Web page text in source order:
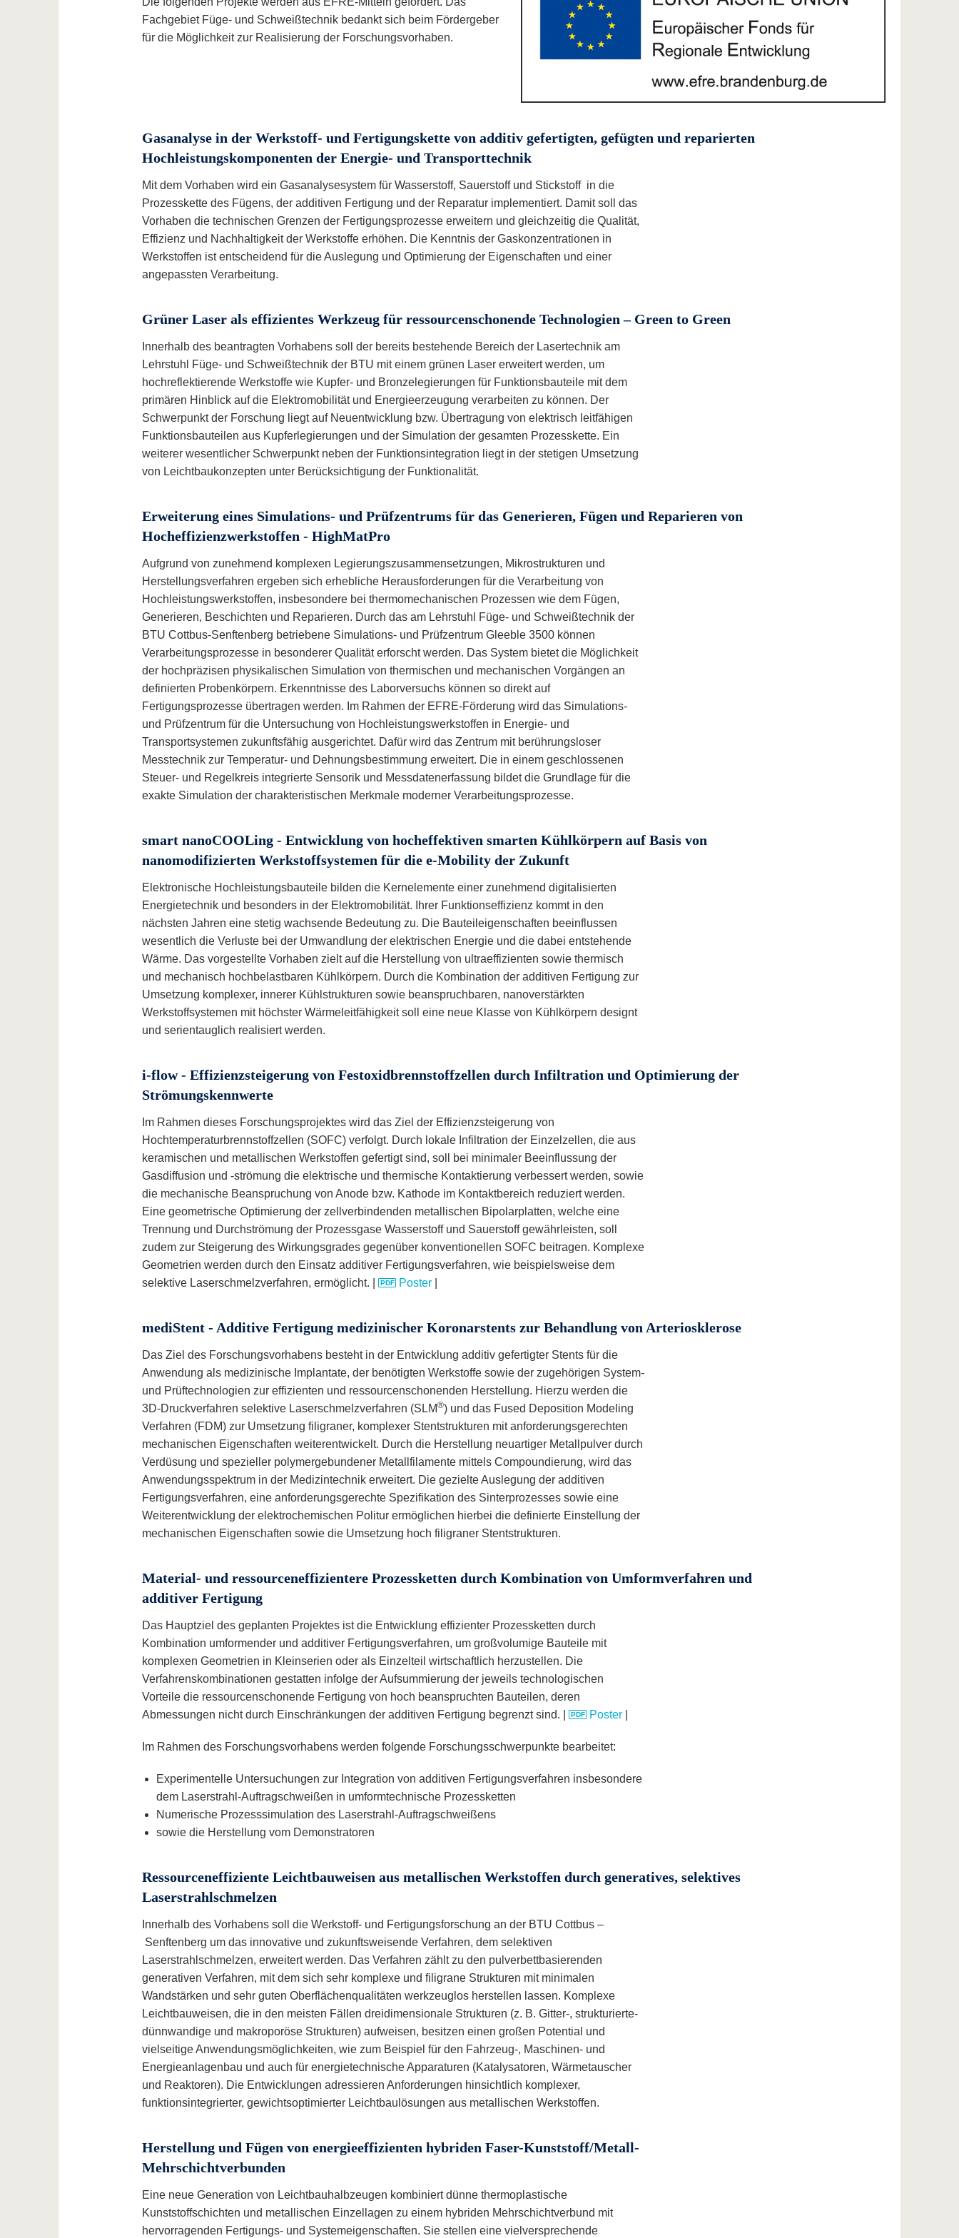
Fachgebiet Füge- und Schweißtechnik bedankt sich beim Fördergeber
für die Möglichkeit zur Realisierung der Forschungsvorhaben.
Gasanalyse in der Werkstoff- und Fertigungskette von additiv gefertigten, gefügten und reparierten
Hochleistungskomponenten der Energie- und Transporttechnik
Mit dem Vorhaben wird ein Gasanalysesystem für Wasserstoff, Sauerstoff und Stickstoff in die
Prozesskette des Fügens, der additiven Fertigung und der Reparatur implementiert. Damit soll das
Vorhaben die technischen Grenzen der Fertigungsprozesse erweitern und gleichzeitig die Qualität,
Effizienz und Nachhaltigkeit der Werkstoffe erhöhen. Die Kenntnis der Gaskonzentrationen in
Werkstoffen ist entscheidend für die Auslegung und Optimierung der Eigenschaften und einer
angepassten Verarbeitung.
Grüner Laser als effizientes Werkzeug für ressourcenschonende Technologien – Green to Green
Innerhalb des beantragten Vorhabens soll der bereits bestehende Bereich der Lasertechnik am
Lehrstuhl Füge- und Schweißtechnik der BTU mit einem grünen Laser erweitert werden, um
hochreflektierende Werkstoffe wie Kupfer- und Bronzelegierungen für Funktionsbauteile mit dem
primären Hinblick auf die Elektromobilität und Energieerzeugung verarbeiten zu können. Der
Schwerpunkt der Forschung liegt auf Neuentwicklung bzw. Übertragung von elektrisch leitfähigen
Funktionsbauteilen aus Kupferlegierungen und der Simulation der gesamten Prozesskette. Ein
weiterer wesentlicher Schwerpunkt neben der Funktionsintegration liegt in der stetigen Umsetzung
von Leichtbaukonzepten unter Berücksichtigung der Funktionalität.
Erweiterung eines Simulations- und Prüfzentrums für das Generieren, Fügen und Reparieren von
Hocheffizienzwerkstoffen - HighMatPro
Aufgrund von zunehmend komplexen Legierungszusammensetzungen, Mikrostrukturen und
Herstellungsverfahren ergeben sich erhebliche Herausforderungen für die Verarbeitung von
Hochleistungswerkstoffen, insbesondere bei thermomechanischen Prozessen wie dem Fügen,
Generieren, Beschichten und Reparieren. Durch das am Lehrstuhl Füge- und Schweißtechnik der
BTU Cottbus-Senftenberg betriebene Simulations- und Prüfzentrum Gleeble 3500 können
Verarbeitungsprozesse in besonderer Qualität erforscht werden. Das System bietet die Möglichkeit
der hochpräzisen physikalischen Simulation von thermischen und mechanischen Vorgängen an
definierten Probenkörpern. Erkenntnisse des Laborversuchs können so direkt auf
Fertigungsprozesse übertragen werden. Im Rahmen der EFRE-Förderung wird das Simulations-
und Prüfzentrum für die Untersuchung von Hochleistungswerkstoffen in Energie- und
Transportsystemen zukunftsfähig ausgerichtet. Dafür wird das Zentrum mit berührungsloser
Messtechnik zur Temperatur- und Dehnungsbestimmung erweitert. Die in einem geschlossenen
Steuer- und Regelkreis integrierte Sensorik und Messdatenerfassung bildet die Grundlage für die
exakte Simulation der charakteristischen Merkmale moderner Verarbeitungsprozesse.
smart nanoCOOLing - Entwicklung von hocheffektiven smarten Kühlkörpern auf Basis von
nanomodifizierten Werkstoffsystemen für die e-Mobility der Zukunft
Elektronische Hochleistungsbauteile bilden die Kernelemente einer zunehmend digitalisierten
Energietechnik und besonders in der Elektromobilität. Ihrer Funktionseffizienz kommt in den
nächsten Jahren eine stetig wachsende Bedeutung zu. Die Bauteileigenschaften beeinflussen
wesentlich die Verluste bei der Umwandlung der elektrischen Energie und die dabei entstehende
Wärme. Das vorgestellte Vorhaben zielt auf die Herstellung von ultraeffizienten sowie thermisch
und mechanisch hochbelastbaren Kühlkörpern. Durch die Kombination der additiven Fertigung zur
Umsetzung komplexer, innerer Kühlstrukturen sowie beanspruchbaren, nanoverstärkten
Werkstoffsystemen mit höchster Wärmeleitfähigkeit soll eine neue Klasse von Kühlkörpern designt
und serientauglich realisiert werden.
i-flow - Effizienzsteigerung von Festoxidbrennstoffzellen durch Infiltration und Optimierung der
Strömungskennwerte
Im Rahmen dieses Forschungsprojektes wird das Ziel der Effizienzsteigerung von
Hochtemperaturbrennstoffzellen (SOFC) verfolgt. Durch lokale Infiltration der Einzelzellen, die aus
keramischen und metallischen Werkstoffen gefertigt sind, soll bei minimaler Beeinflussung der
Gasdiffusion und -strömung die elektrische und thermische Kontaktierung verbessert werden, sowie
die mechanische Beanspruchung von Anode bzw. Kathode im Kontaktbereich reduziert werden.
Eine geometrische Optimierung der zellverbindenden metallischen Bipolarplatten, welche eine
Trennung und Durchströmung der Prozessgase Wasserstoff und Sauerstoff gewährleisten, soll
zudem zur Steigerung des Wirkungsgrades gegenüber konventionellen SOFC beitragen. Komplexe
Geometrien werden durch den Einsatz additiver Fertigungsverfahren, wie beispielsweise dem
selektive Laserschmelzverfahren, ermöglicht. |
Poster|
mediStent - Additive Fertigung medizinischer Koronarstents zur Behandlung von Arteriosklerose
Das Ziel des Forschungsvorhabens besteht in der Entwicklung additiv gefertigter Stents für die
Anwendung als medizinische Implantate, der benötigten Werkstoffe sowie der zugehörigen System-
und Prüftechnologien zur effizienten und ressourcenschonenden Herstellung. Hierzu werden die
3D-Druckverfahren selektive Laserschmelzverfahren (SLM®) und das Fused Deposition Modeling
Verfahren (FDM) zur Umsetzung filigraner, komplexer Stentstrukturen mit anforderungsgerechten
mechanischen Eigenschaften weiterentwickelt. Durch die Herstellung neuartiger Metallpulver durch
Verdüsung und spezieller polymergebundener Metallfilamente mittels Compoundierung, wird das
Anwendungsspektrum in der Medizintechnik erweitert. Die gezielte Auslegung der additiven
Fertigungsverfahren, eine anforderungsgerechte Spezifikation des Sinterprozesses sowie eine
Weiterentwicklung der elektrochemischen Politur ermöglichen hierbei die definierte Einstellung der
mechanischen Eigenschaften sowie die Umsetzung hoch filigraner Stentstrukturen.
Material- und ressourceneffizientere Prozessketten durch Kombination von Umformverfahren und
additiver Fertigung
Das Hauptziel des geplanten Projektes ist die Entwicklung effizienter Prozessketten durch
Kombination umformender und additiver Fertigungsverfahren, um großvolumige Bauteile mit
komplexen Geometrien in Kleinserien oder als Einzelteil wirtschaftlich herzustellen. Die
Verfahrenskombinationen gestatten infolge der Aufsummierung der jeweils technologischen
Vorteile die ressourcenschonende Fertigung von hoch beanspruchten Bauteilen, deren
Abmessungen nicht durch Einschränkungen der additiven Fertigung begrenzt sind. |
Poster|
Im Rahmen des Forschungsvorhabens werden folgende Forschungsschwerpunkte bearbeitet:
Experimentelle Untersuchungen zur Integration von additiven Fertigungsverfahren insbesondere
dem Laserstrahl-Auftragschweißen in umformtechnische Prozessketten
Numerische Prozesssimulation des Laserstrahl-Auftragschweißens
sowie die Herstellung vom Demonstratoren
Ressourceneffiziente Leichtbauweisen aus metallischen Werkstoffen durch generatives, selektives
Laserstrahlschmelzen
Innerhalb des Vorhabens soll die Werkstoff- und Fertigungsforschung an der BTU Cottbus –
Senftenberg um das innovative und zukunftsweisende Verfahren, dem selektiven
Laserstrahlschmelzen, erweitert werden. Das Verfahren zählt zu den pulverbettbasierenden
generativen Verfahren, mit dem sich sehr komplexe und filigrane Strukturen mit minimalen
Wandstärken und sehr guten Oberflächenqualitäten werkzeuglos herstellen lassen. Komplexe
Leichtbauweisen, die in den meisten Fällen dreidimensionale Strukturen (z. B. Gitter-, strukturierte-
dünnwandige und makroporöse Strukturen) aufweisen, besitzen einen großen Potential und
vielseitige Anwendungsmöglichkeiten, wie zum Beispiel für den Fahrzeug-, Maschinen- und
Energieanlagenbau und auch für energietechnische Apparaturen (Katalysatoren, Wärmetauscher
und Reaktoren). Die Entwicklungen adressieren Anforderungen hinsichtlich komplexer,
funktionsintegrierter, gewichtsoptimierter Leichtbaulösungen aus metallischen Werkstoffen.
Herstellung und Fügen von energieeffizienten hybriden Faser-Kunststoff/Metall-
Mehrschichtverbunden
Eine neue Generation von Leichtbauhalbzeugen kombiniert dünne thermoplastische
Kunststoffschichten und metallischen Einzellagen zu einem hybriden Mehrschichtverbund mit
hervorragenden Fertigungs- und Systemeigenschaften. Sie stellen eine vielversprechende